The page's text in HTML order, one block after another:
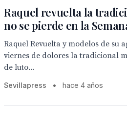
Raquel revuelta la
no se pierde en la
Raquel Revuelta y modelos de su
viernes de dolores la tradicional
de luto...
Sevillapress • hace 4 años